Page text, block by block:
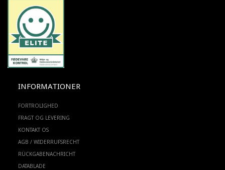
INFORMATIONER
FORTROLIGHED
FRAGT OG LEVERING
KONTAKT OS
AGB / WIDERRUFSRECHT
RÜCKGABENACHRICHT
DATABLADE